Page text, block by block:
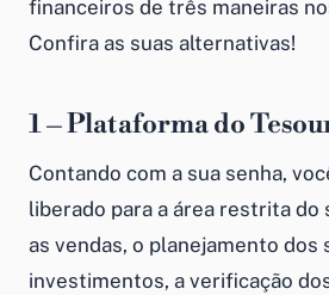
financeiros de três maneiras
Confira as suas alternativas!
1 – Plataforma do
Contando com a sua senha,
liberado para a área restrita
as vendas, o planejamento dos
investimentos, a verificação